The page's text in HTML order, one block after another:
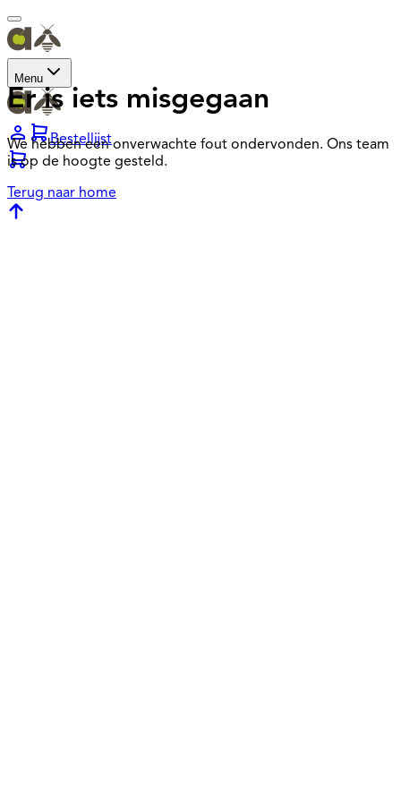
Menu
Bestellijst
Er is iets misgegaan
We hebben een onverwachte fout ondervonden. Ons team
is op de hoogte gesteld.
Terug naar home